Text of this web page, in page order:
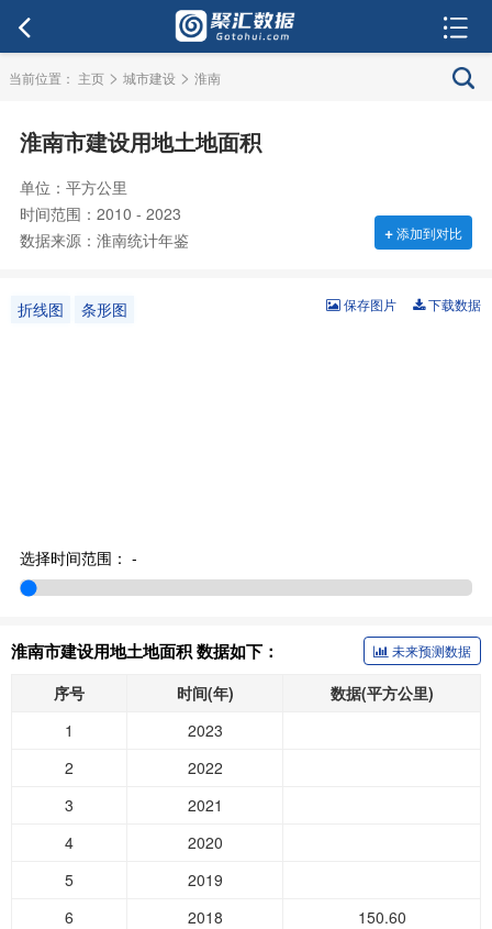
当前位置： 主页 > 城市建设 > 淮南
淮南市建设用地土地面积
单位：平方公里
时间范围：2010 - 2023
数据来源：淮南统计年鉴
+添加到对比
折线图 条形图 下载数据
保存图片
选择时间范围： -
淮南市建设用地土地面积 数据如下： 未来预测数据
序号 时间(年)
数据(平方公里)
1
2023
2
2022
3
2021
4
2020
5
2019
6
2018
150.60